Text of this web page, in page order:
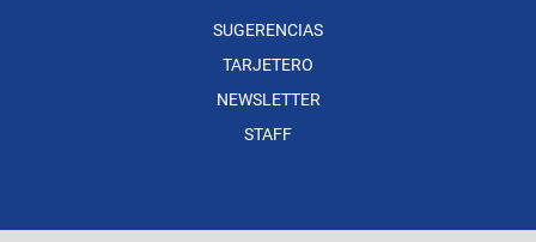
SUGERENCIAS
TARJETERO
NEWSLETTER
STAFF